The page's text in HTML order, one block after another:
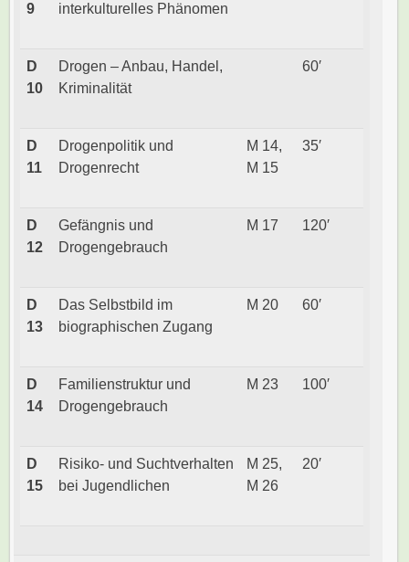
9
interkulturelles Phänomen
D
10
Drogen – Anbau, Handel,
Kriminalität
60′
D
11
Drogenpolitik und
Drogenrecht
M 14,
M 15
35′
D
12
Gefängnis und
Drogengebrauch
M 17 120′
D
13
Das Selbstbild im
biographischen Zugang
M 20 60′
D
14
Familienstruktur und
Drogengebrauch
M 23 100′
D
15
Risiko- und Suchtverhalten
bei Jugendlichen
M 25,
M 26
20′